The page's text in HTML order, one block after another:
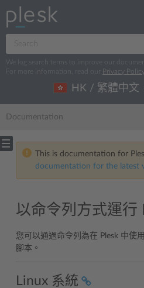
We log search terms to improve our
For more information, read our
Privacy
HK / 繁體中文
Documentation
This is documentation for
documentation for the latest
以命令列方式運行
您可以通過命令列為在 Plesk 中使
腳本。
Linux 系統